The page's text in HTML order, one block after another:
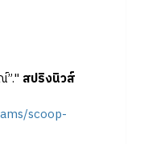
”." สปริงนิวส์
scoop-